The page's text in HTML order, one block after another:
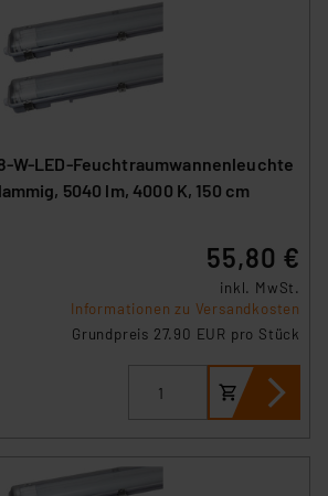
W-LED-Feuchtraumwannenleuchte
5040 lm, 4000 K, 150 cm
55,80 €
inkl. MwSt.
Informationen zu Versandkosten
Grundpreis 27.90 EUR pro Stück